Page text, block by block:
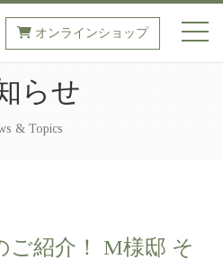
オンラインショップ
らせ
& Topics
ご紹介！ M様邸 そ